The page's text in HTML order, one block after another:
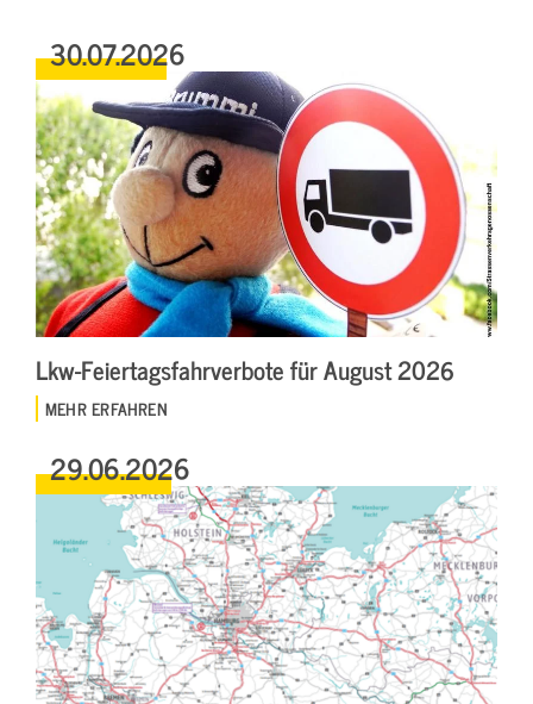
30.07.2026
Lkw-Feiertagsfahrverbote für August 2026
MEHR ERFAHREN
29.06.2026